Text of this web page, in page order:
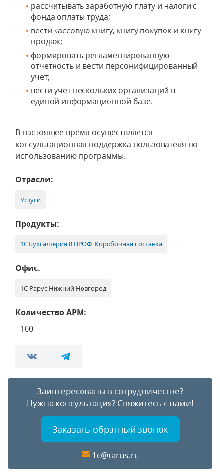
рассчитывать заработную плату и налоги с
фонда оплаты труда;
вести кассовую книгу, книгу покупок и книгу
продаж;
формировать регламентированную
отчетность и вести персонифицированный
учет;
вести учет нескольких организаций в
единой информационной базе.
В настоящее время осуществляется
консультационная поддержка пользователя по
использованию программы.
Отрасли:
Услуги
Продукты:
1С:Бухгалтерия 8 ПРОФ. Коробочная поставка
Офис:
1С-Рарус Нижний Новгород
Количество АРМ:
100
Заинтересованы в сотрудничестве?
Нужна консультация? Свяжитесь с нами!
Заказать обратный звонок
1c@rarus.ru